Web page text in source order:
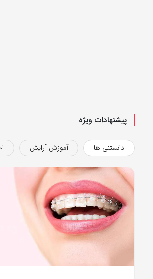
پیشنهادات ویژه
دانستنی ها آموزش آرایش